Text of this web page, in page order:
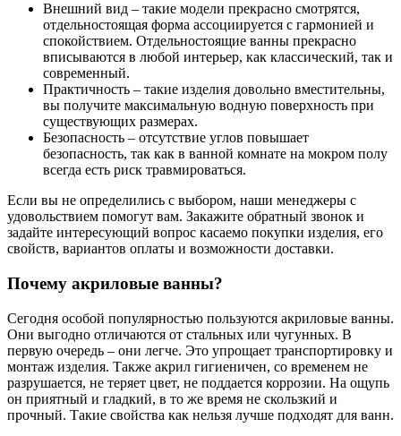
Внешний вид – такие модели прекрасно смотрятся,
отдельностоящая форма ассоциируется с гармонией и
спокойствием. Отдельностоящие ванны прекрасно
вписываются в любой интерьер, как классический, так и
современный.
Практичность – такие изделия довольно вместительны,
вы получите максимальную водную поверхность при
существующих размерах.
Безопасность – отсутствие углов повышает
безопасность, так как в ванной комнате на мокром полу
всегда есть риск травмироваться.
Если вы не определились с выбором, наши менеджеры с
удовольствием помогут вам. Закажите обратный звонок и
задайте интересующий вопрос касаемо покупки изделия, его
свойств, вариантов оплаты и возможности доставки.
Почему акриловые ванны?
Сегодня особой популярностью пользуются акриловые ванны.
Они выгодно отличаются от стальных или чугунных. В
первую очередь – они легче. Это упрощает транспортировку и
монтаж изделия. Также акрил гигиеничен, со временем не
разрушается, не теряет цвет, не поддается коррозии. На ощупь
он приятный и гладкий, в то же время не скользкий и
прочный. Такие свойства как нельзя лучше подходят для ванн.